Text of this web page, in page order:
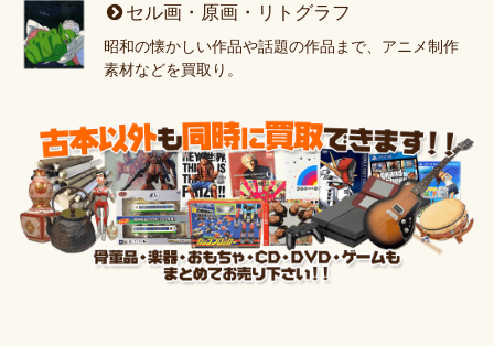
セル画・原画・リトグラフ
昭和の懐かしい作品や話題の作品まで、アニメ制作
素材などを買取り。